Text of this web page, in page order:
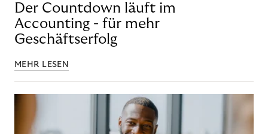
Der Countdown läuft im
Accounting - für mehr
Geschäftserfolg
MEHR LESEN